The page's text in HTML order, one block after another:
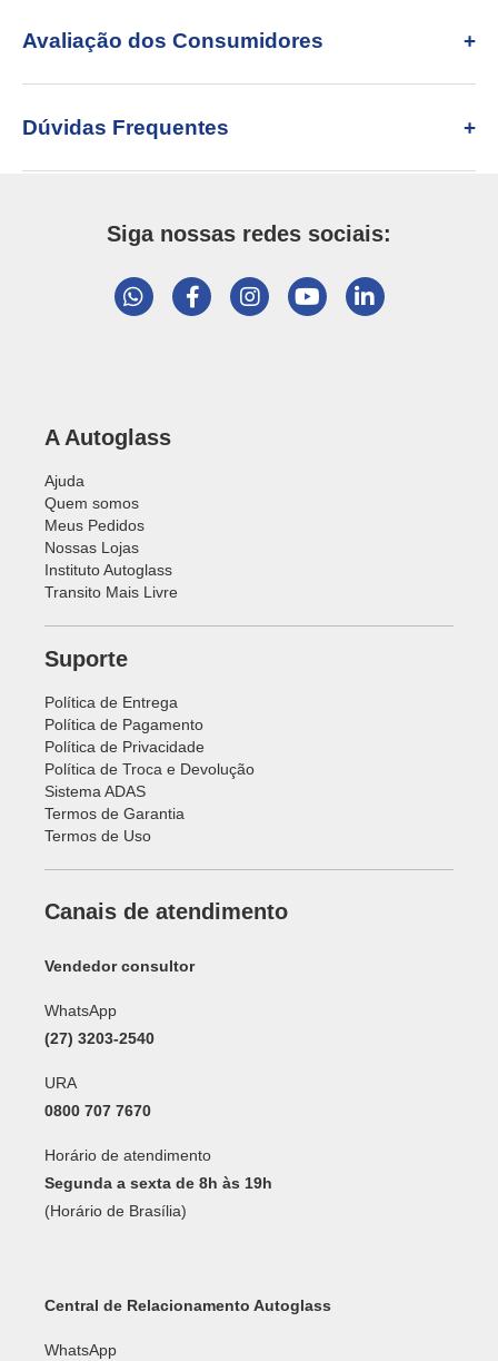
Avaliação dos Consumidores
Dúvidas Frequentes
Siga nossas redes sociais:
A Autoglass
Ajuda
Quem somos
Meus Pedidos
Nossas Lojas
Instituto Autoglass
Transito Mais Livre
Suporte
Política de Entrega
Política de Pagamento
Política de Privacidade
Política de Troca e Devolução
Sistema ADAS
Termos de Garantia
Termos de Uso
Canais de atendimento
Vendedor consultor
WhatsApp
(27) 3203-2540
URA
0800 707 7670
Horário de atendimento
Segunda a sexta de 8h às 19h
(Horário de Brasília)
Central de Relacionamento Autoglass
WhatsApp